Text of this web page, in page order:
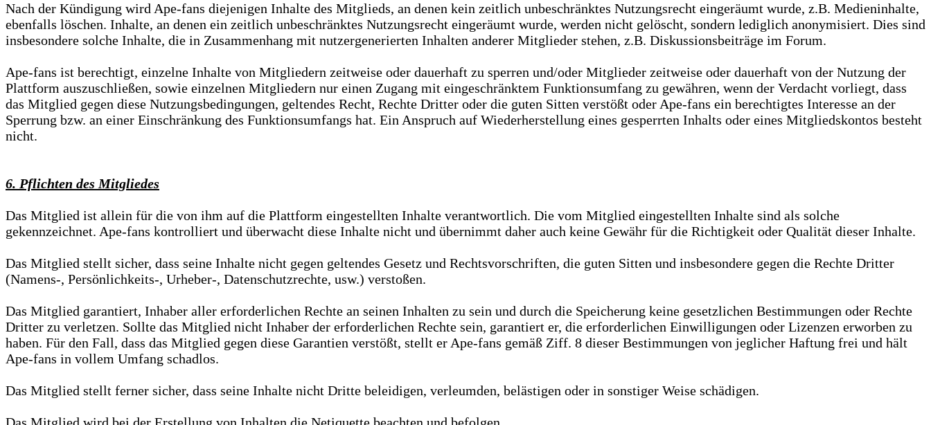
Nach der Kündigung wird Ape-fans diejenigen Inhalte des Mitglieds, an denen kein zeitlich unbeschränktes Nutzungsrecht eingeräumt wurde, z.B. Medieninhalte,
ebenfalls löschen. Inhalte, an denen ein zeitlich unbeschränktes Nutzungsrecht eingeräumt wurde, werden nicht gelöscht, sondern lediglich anonymisiert. Dies sind
insbesondere solche Inhalte, die in Zusammenhang mit nutzergenerierten Inhalten anderer Mitglieder stehen, z.B. Diskussionsbeiträge im Forum.
Ape-fans ist berechtigt, einzelne Inhalte von Mitgliedern zeitweise oder dauerhaft zu sperren und/oder Mitglieder zeitweise oder dauerhaft von der Nutzung der
Plattform auszuschließen, sowie einzelnen Mitgliedern nur einen Zugang mit eingeschränktem Funktionsumfang zu gewähren, wenn der Verdacht vorliegt, dass
das Mitglied gegen diese Nutzungsbedingungen, geltendes Recht, Rechte Dritter oder die guten Sitten verstößt oder Ape-fans ein berechtigtes Interesse an der
Sperrung bzw. an einer Einschränkung des Funktionsumfangs hat. Ein Anspruch auf Wiederherstellung eines gesperrten Inhalts oder eines Mitgliedskontos besteht
nicht.
6. Pflichten des Mitgliedes
Das Mitglied ist allein für die von ihm auf die Plattform eingestellten Inhalte verantwortlich. Die vom Mitglied eingestellten Inhalte sind als solche
gekennzeichnet. Ape-fans kontrolliert und überwacht diese Inhalte nicht und übernimmt daher auch keine Gewähr für die Richtigkeit oder Qualität dieser Inhalte.
Das Mitglied stellt sicher, dass seine Inhalte nicht gegen geltendes Gesetz und Rechtsvorschriften, die guten Sitten und insbesondere gegen die Rechte Dritter
(Namens-, Persönlichkeits-, Urheber-, Datenschutzrechte, usw.) verstoßen.
Das Mitglied garantiert, Inhaber aller erforderlichen Rechte an seinen Inhalten zu sein und durch die Speicherung keine gesetzlichen Bestimmungen oder Rechte
Dritter zu verletzen. Sollte das Mitglied nicht Inhaber der erforderlichen Rechte sein, garantiert er, die erforderlichen Einwilligungen oder Lizenzen erworben zu
haben. Für den Fall, dass das Mitglied gegen diese Garantien verstößt, stellt er Ape-fans gemäß Ziff. 8 dieser Bestimmungen von jeglicher Haftung frei und hält
Ape-fans in vollem Umfang schadlos.
Das Mitglied stellt ferner sicher, dass seine Inhalte nicht Dritte beleidigen, verleumden, belästigen oder in sonstiger Weise schädigen.